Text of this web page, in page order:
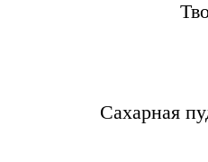
Сахарная